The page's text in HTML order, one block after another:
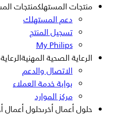
منتجات المستهلكمنتجات
دعم المستهلك
تسجيل المنتج
My Philips
الرعاية الصحية المهنية
الاتصال والدعم
بوابة خدمة العملاء
مركز الموارد
حلول أعمال أخرىحلول أعمال